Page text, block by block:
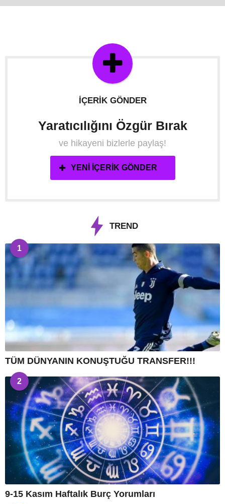
İÇERIK GÖNDER
Yaratıcılığını Özgür Bırak
ve hikayeni bizlerle paylaş!
YENI İÇERIK GÖNDER
TREND
1
TÜM DÜNYANIN KONUŞTUĞU TRANSFER!!!
2
9-15 Kasım Haftalık Burç Yorumları